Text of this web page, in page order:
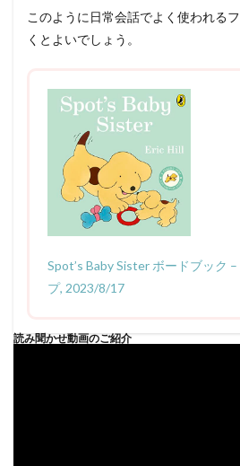
このように日常会話でよく使われる
くとよいでしょう。
Spot’s Baby Sister ボードブック
プ, 2023/8/17
読み聞かせ動画のご紹介